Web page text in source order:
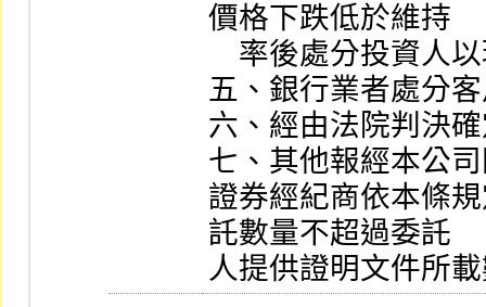
價格下跌低於維持
五、銀行業者處分
六、經由法院判決
七、其他報經本公
證券經紀商依本條
託數量不超過委託
人提供證明文件所